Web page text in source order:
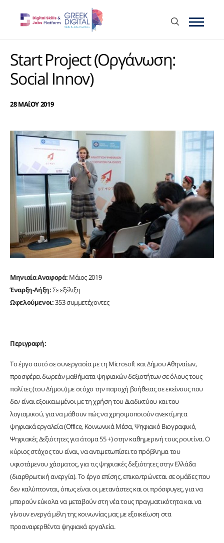
Start Project (Οργάνωση:
Social Innov)
28 ΜΑΐΟΥ 2019
Μηνιαία Αναφορά: Μάιος 2019
Έναρξη-Λήξη:Σε εξέλιξη
Ωφελούμενοι:353 συμμετέχοντες
Περιγραφή:
Το έργο αυτό σε συνεργασία με τη Microsoft και Δήμου Αθηναίων,
προσφέρει δωρεάν μαθήματα ψηφιακών δεξιοτήτων σε όλους τους
πολίτες (του Δήμου) με στόχο την παροχή βοήθειας σε εκείνους που
δεν είναι εξοικειωμένοι με τη χρήση του Διαδικτύου και του
λογισμικού, για να μάθουν πώς να χρησιμοποιούν ανεκτίμητα
ψηφιακά εργαλεία (Office, Κοινωνικά Μέσα, Ψηφιακό Βιογραφικό,
Ψηφιακές Δεξιότητες για άτομα 55 +) στην καθημερινή τους ρουτίνα. Ο
κύριος στόχος του είναι, να αντιμετωπίσει το πρόβλημα του
υφιστάμενου χάσματος, για τις ψηφιακές δεξιότητες στην Ελλάδα
(διαρθρωτική ανεργία). Το έργο επίσης, επικεντρώνεται σε ομάδες που
δεν καλύπτονται, όπως είναι οι μετανάστες και οι πρόσφυγες, για να
μπορούν εύκολα να μεταβούν στη νέα τους πραγματικότητα και να
γίνουν ενεργά μέλη της κοινωνίας μας με εξοικείωση στα
προαναφερθέντα ψηφιακά εργαλεία.